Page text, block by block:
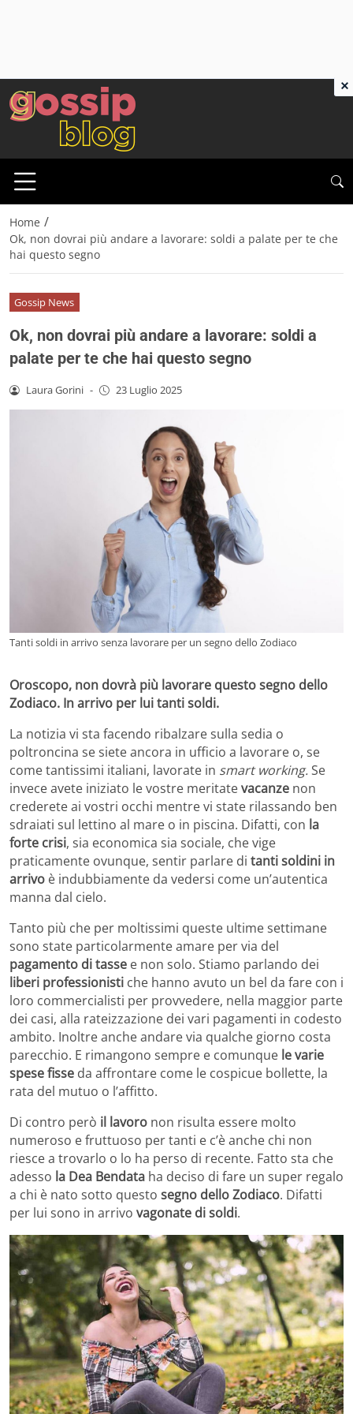
Home /
Ok, non dovrai più andare a lavorare: soldi a palate per te che
hai questo segno
Gossip News
Ok, non dovrai più andare a lavorare: soldi a
palate per te che hai questo segno
Laura Gorini - 23 Luglio 2025
Tanti soldi in arrivo senza lavorare per un segno dello Zodiaco
Oroscopo, non dovrà più lavorare questo segno dello
Zodiaco. In arrivo per lui tanti soldi.
La notizia vi sta facendo ribalzare sulla sedia o
poltroncina se siete ancora in ufficio a lavorare o, se
come tantissimi italiani, lavorate in smart working.Se
invece avete iniziato le vostre meritatevacanze non
crederete ai vostri occhi mentre vi state rilassando ben
sdraiati sul lettino al mare o in piscina. Difatti, con la
forte crisi, sia economica sia sociale, che vige
praticamente ovunque, sentir parlare di tanti soldini in
arrivo è indubbiamente da vedersi come un’autentica
manna dal cielo.
Tanto più che per moltissimi queste ultime settimane
sono state particolarmente amare per via del
pagamento di tasse e non solo. Stiamo parlando dei
liberi professionisti che hanno avuto un bel da fare con i
loro commercialisti per provvedere, nella maggior parte
dei casi, alla rateizzazione dei vari pagamenti in codesto
ambito. Inoltre anche andare via qualche giorno costa
parecchio. E rimangono sempre e comunque le varie
spese fisse da affrontare come le cospicue bollette, la
rata del mutuo o l’affitto.
Di contro però il lavoro non risulta essere molto
numeroso e fruttuoso per tanti e c’è anche chi non
riesce a trovarlo o lo ha perso di recente. Fatto sta che
adesso la Dea Bendata ha deciso di fare un super regalo
a chi è nato sotto questo segno dello Zodiaco. Difatti
per lui sono in arrivo vagonate di soldi.
×